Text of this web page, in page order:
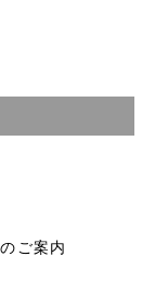
ご案内